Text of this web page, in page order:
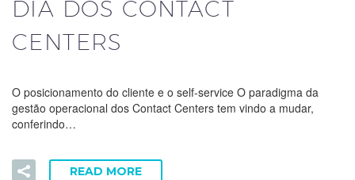
DIA DOS CONTACT
CENTERS
O posicionamento do cliente e o self-service O paradigma da
gestão operacional dos Contact Centers tem vindo a mudar,
conferindo…
READ MORE